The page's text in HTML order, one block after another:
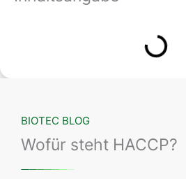
BIOTEC BLOG
Wofür steht HACCP?